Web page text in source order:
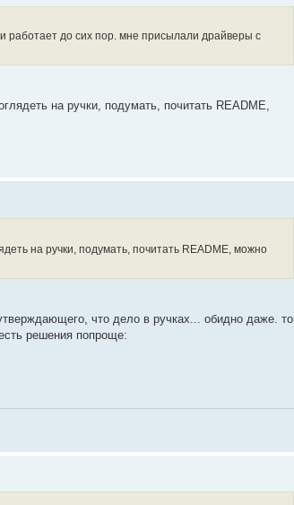
работает до сих пор. мне присылали драйверы с
на ручки, подумать, почитать README,
на ручки, подумать, почитать README, можно
что дело в ручках... обидно даже. то
решения попроще: